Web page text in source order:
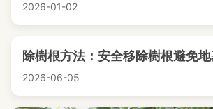
2026-01-02
除樹根方法：安全移除樹根避免
2026-06-05